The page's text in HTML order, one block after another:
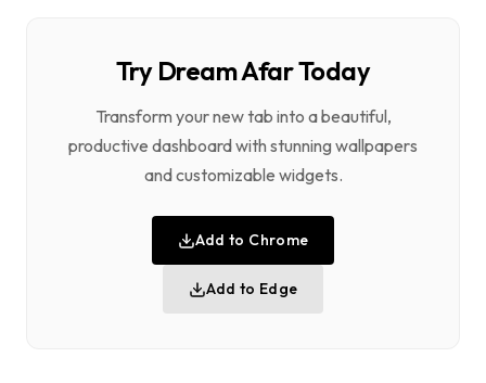
Try Dream Afar Today
Transform your new tab into a beautiful,
productive dashboard with stunning wallpapers
and customizable widgets.
Add to Chrome
Add to Edge